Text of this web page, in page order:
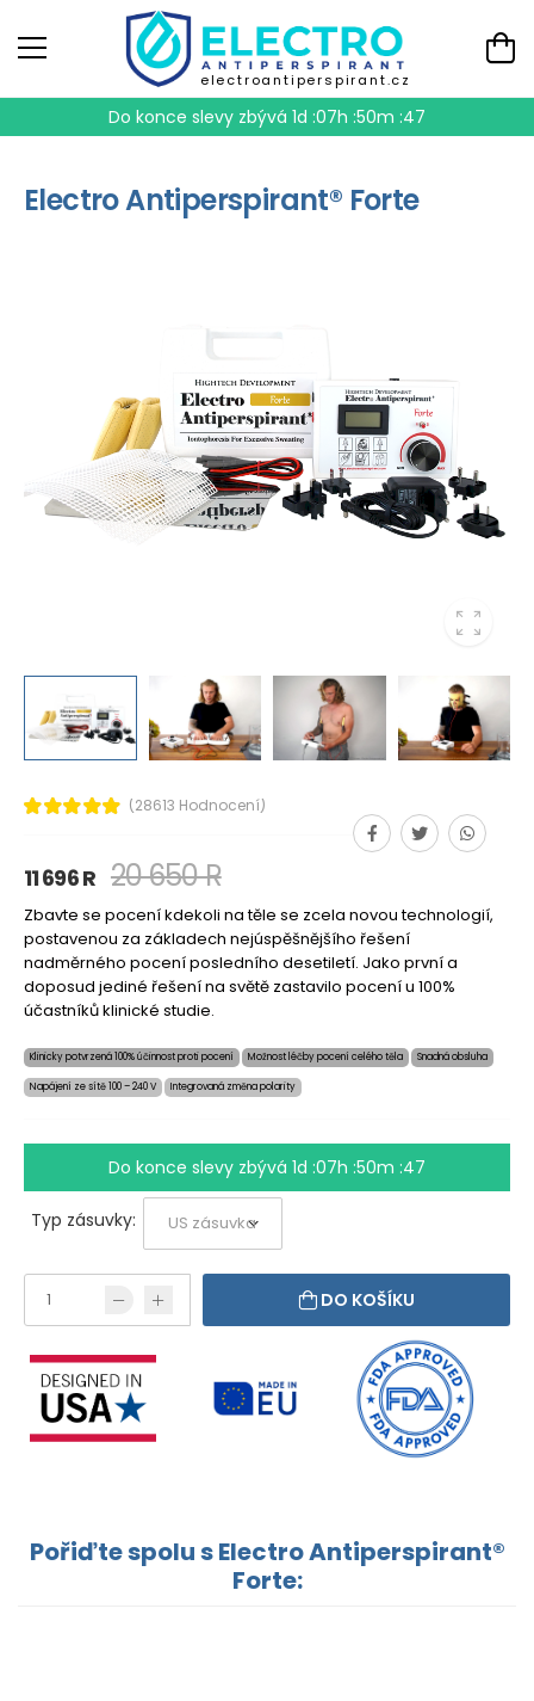
electroantiperspirant.cz
Do konce slevy zbývá 1d :07h :50m :47
Electro Antiperspirant® Forte
(28613 Hodnocení)
11 696 R 20 650 R
Zbavte se pocení kdekoli na těle se zcela novou technologií,
postavenou za základech nejúspěšnějšího řešení
nadměrného pocení posledního desetiletí. Jako první a
doposud jediné řešení na světě zastavilo pocení u 100%
účastníků klinické studie.
Klinicky potvrzená 100% účinnost proti pocení Možnost léčby pocení celého těla Snadná obsluha
Napájení ze sítě 100 – 240 V Integrovaná změna polarity
Do konce slevy zbývá 1d :07h :50m :47
Typ zásuvky:
DO KOŠÍKU
Pořiďte spolu s Electro Antiperspirant®
Forte: